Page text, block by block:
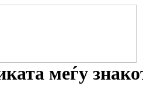
меѓу